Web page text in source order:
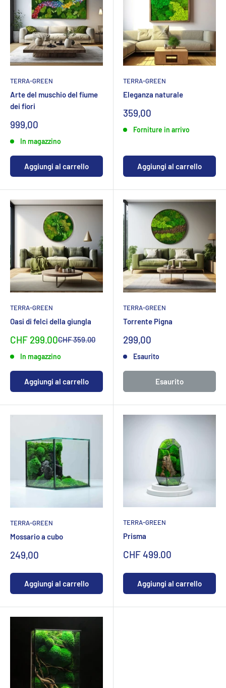
TERRA-GREEN
Arte del muschio del fiume
dei fiori
Prezzo
999,00
In magazzino
Aggiungi al carrello
TERRA-GREEN
Eleganza naturale
Prezzo
359,00
Forniture in arrivo
Aggiungi al carrello
TERRA-GREEN
Oasi di felci della giungla
Sonderpreis
CHF 299.00Normalpreis
CHF 359.00
In magazzino
Aggiungi al carrello
TERRA-GREEN
Torrente Pigna
Prezzo
299,00
Esaurito
Esaurito
TERRA-GREEN
Mossario a cubo
Prezzo
249,00
Aggiungi al carrello
TERRA-GREEN
Prisma
Sonderpreis
CHF 499.00
Aggiungi al carrello